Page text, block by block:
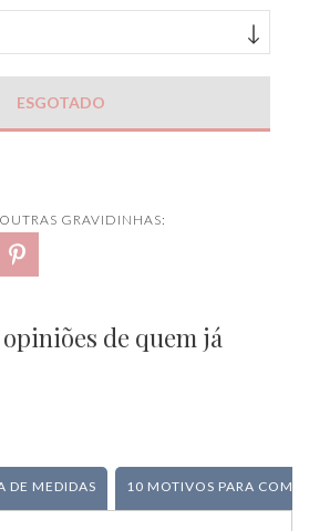
GRAVIDINHAS:
de quem já
DE MEDIDAS 10 MOTIVOS PARA